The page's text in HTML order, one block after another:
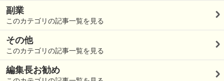
副業
このカテゴリの記事一覧を見る
その他
このカテゴリの記事一覧を見る
編集長お勧め